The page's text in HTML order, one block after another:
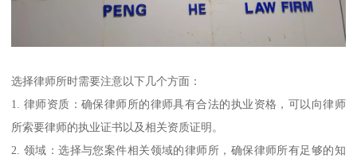
选择律师所时需要注意以下几个方面：
1. 律师资质：确保律师所的律师具有合法的执业资格，可以向律师
所索要律师的执业证书以及相关资质证明。
2. 领域：选择与您案件相关领域的律师所，确保律师所有足够的知